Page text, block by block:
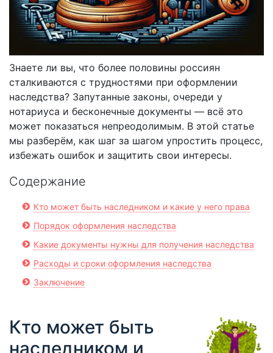
Знаете ли вы, что более половины россиян
сталкиваются с трудностями при оформлении
наследства? Запутанные законы, очереди у
нотариуса и бесконечные документы — всё это
может показаться непреодолимым. В этой статье
мы разберём, как шаг за шагом упростить процесс,
избежать ошибок и защитить свои интересы.
Содержание
Кто может быть наследником и какие у него права
Порядок оформления наследства
Какие документы нужны для получения наследства
Расходы и сроки оформления наследства
Заключение
Кто может быть
наследником и